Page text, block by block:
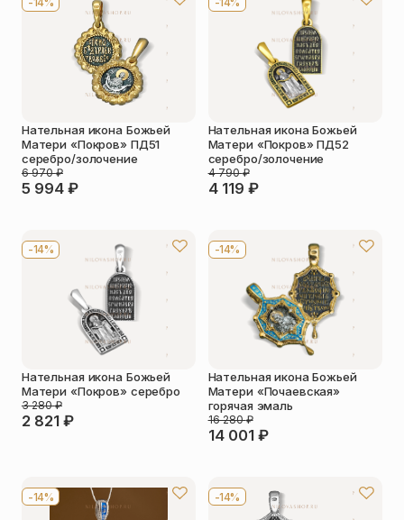
Упаковка
Шнурки на
Другое
Нательная икона Божьей
Матери «Покров» ПД51
серебро/золочение
5 994 ₽
6 970₽
Нательная икона Божьей
Матери «Покров» ПД52
серебро/золочение
4 119 ₽
4 790₽
-14%
Нательная икона Божьей
Матери «Покров» серебро
2 821 ₽
3 280₽
-14%
Нательная икона Божьей
Матери «Почаевская»
горячая эмаль
14 001 ₽
16 280₽
-14% -14%